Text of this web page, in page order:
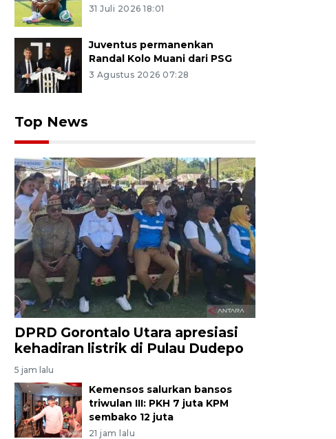
31 Juli 2026 18:01
Juventus permanenkan
Randal Kolo Muani dari PSG
3 Agustus 2026 07:28
Top News
DPRD Gorontalo Utara apresiasi
kehadiran listrik di Pulau Dudepo
5 jam lalu
Kemensos salurkan bansos
triwulan III: PKH 7 juta KPM
sembako 12 juta
21 jam lalu